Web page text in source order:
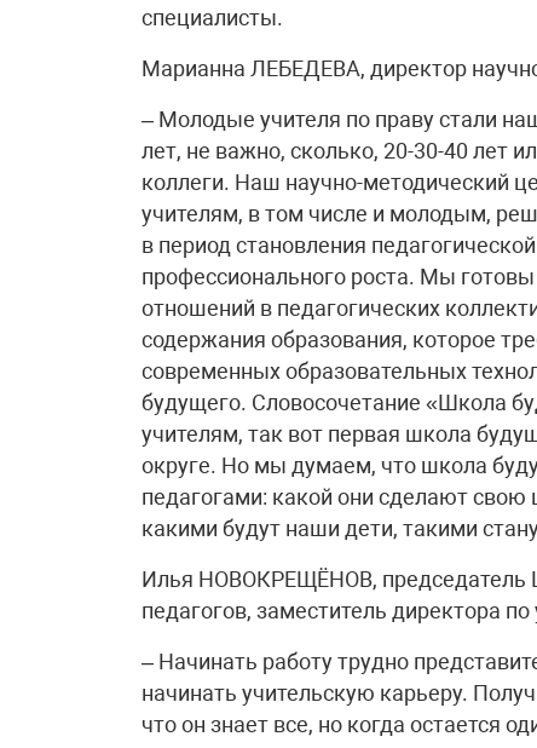
специалисты.
Марианна ЛЕБЕДЕВА, директор
– Молодые учителя по праву стали
лет, не важно, сколько, 20-30-40 лет
коллеги. Наш научно-методический
учителям, в том числе и молодым,
в период становления
профессионального роста. Мы
отношений в педагогических
содержания образования, которое
современных образовательных
будущего. Словосочетание «Школа
учителям, так вот первая школа
округе. Но мы думаем, что школа
педагогами: какой они сделают
какими будут наши дети, такими
Илья НОВОКРЕЩЁНОВ, председатель
педагогов, заместитель директора
– Начинать работу трудно
начинать учительскую карьеру.
что он знает все, но когда остается